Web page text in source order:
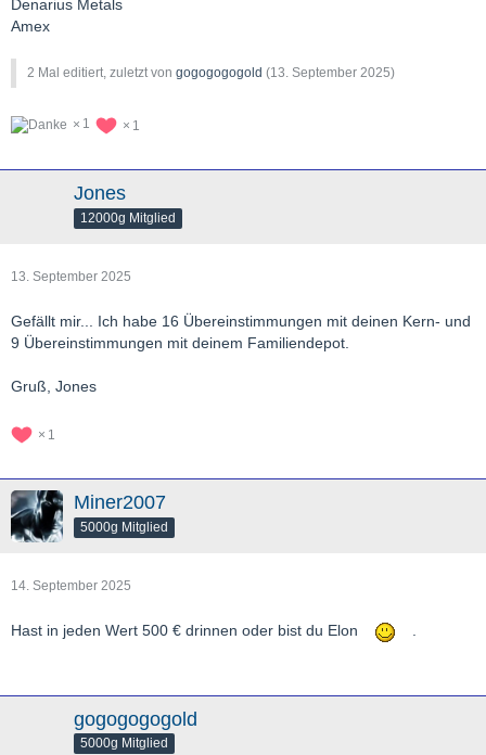
Denarius Metals
Amex
2 Mal editiert, zuletzt von gogogogogold (13. September 2025)
1 1
Jones
12000g Mitglied
13. September 2025
Gefällt mir... Ich habe 16 Übereinstimmungen mit deinen Kern- und
9 Übereinstimmungen mit deinem Familiendepot.
Gruß, Jones
1
Miner2007
5000g Mitglied
14. September 2025
Hast in jeden Wert 500 € drinnen oder bist du Elon .
gogogogogold
5000g Mitglied